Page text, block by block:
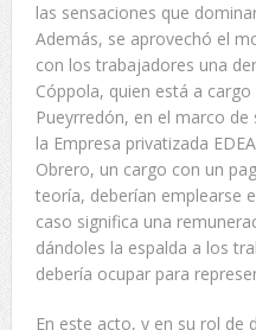
las sensaciones que
Además, se aprovechó el
con los trabajadores una
Cóppola, quien está a
Pueyrredón, en el marco
la Empresa privatizada
Obrero, un cargo con un
teoría, deberían emplearse
caso significa una
dándoles la espalda a los
debería ocupar para
En este acto, y en su rol de